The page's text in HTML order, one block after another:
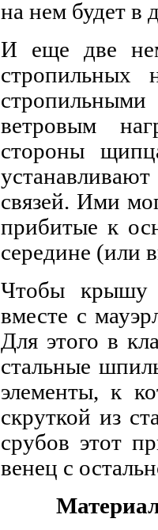
на нем будет в
И еще две
стропильных
ветровым
стороны
связей. Ими
прибитые к
середине (или
Чтобы крышу
вместе с
Для этого в
стальные
элементы, к
скруткой из
срубов этот
венец с